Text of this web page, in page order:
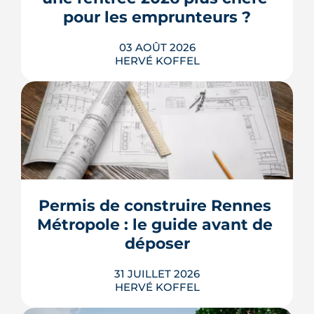
acheteurs.
LIRE L'ARTICLE
pour les emprunteurs ?
03 AOÛT 2026
HERVÉ KOFFEL
Les taux de crédit se sont stabilisés cet
été, mais au-dessus de leur niveau du
printemps. À Rennes, la hausse des prix
resserrent le budget des acheteurs à la
rentrée 2026.
LIRE L'ARTICLE
Permis de construire Rennes
Métropole : le guide avant de
déposer
31 JUILLET 2026
HERVÉ KOFFEL